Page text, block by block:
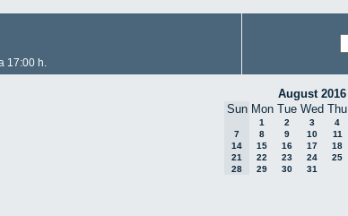
17:00 h.
August 2016
Sun Mon Tue Wed Thu
1 2 3 4
7
8 9 10 11
14
15 16 17 18
21
22 23 24 25
28
29 30 31